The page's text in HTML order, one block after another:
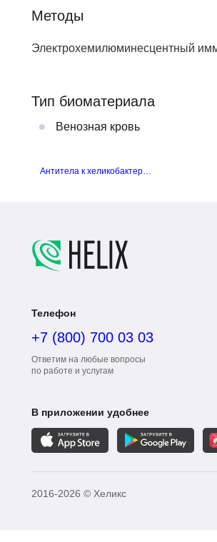
Методы
Электрохемилюминесцентный
Тип биоматериала
Венозная кровь
Антитела к хеликобактеру пилори (Helicobacter pylori, IgM)
Телефон
+7 (800) 700 03 03
Ответим на любые вопросы
по работе и услугам
В приложении удобнее
2016-2026 © Хеликс